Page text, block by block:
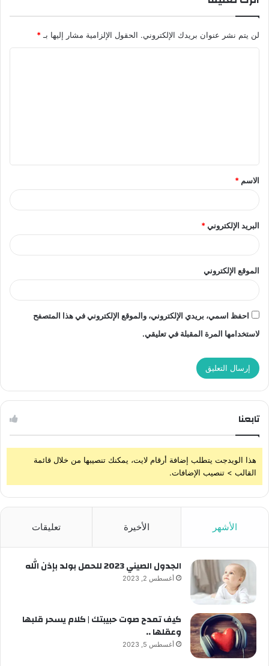
لن يتم نشر عنوان بريدك الإلكتروني. الحقول الإلزامية مشار إليها بـ *
ق
*
الاسم *
البريد الإلكتروني*
الموقع الإلكتروني
احفظ اسمي، بريدي الإلكتروني، والموقع الإلكتروني في هذا المتصفح
لاستخدامها المرة المقبلة في تعليقي.
تابعنا
هذا الويدجت يتطلب إضافة أرقام لايت، يمكنك تنصيبها من خلال قائمة
القالب > تنصيب الإضافات.
الأشهر الأخيرة تعليقات
الجدول الصيني 2023 للحمل بولد بإذن الله
أغسطس 2, 2023
كيف تمدح صوت حبيبتك | كلام يسحر قلبها
وعقلها ..
أغسطس 5, 2023